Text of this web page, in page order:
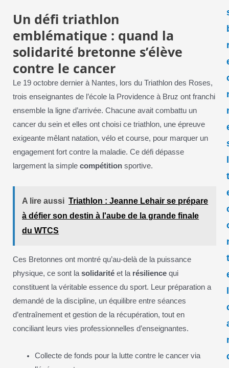
Un défi triathlon
emblématique : quand la
solidarité bretonne s’élève
contre le cancer
Le 19 octobre dernier à Nantes, lors du Triathlon des Roses,
trois enseignantes de l’école la Providence à Bruz ont franchi
ensemble la ligne d’arrivée. Chacune avait combattu un
cancer du sein et elles ont choisi ce triathlon, une épreuve
exigeante mêlant natation, vélo et course, pour marquer un
engagement fort contre la maladie. Ce défi dépasse
largement la simple compétitionsportive.
A lire aussi Triathlon : Jeanne Lehair se prépare
à défier son destin à l'aube de la grande finale
du WTCS
Ces Bretonnes ont montré qu’au-delà de la puissance
physique, ce sont lasolidaritéet la résiliencequi
constituent la véritable essence du sport. Leur préparation a
demandé de la discipline, un équilibre entre séances
d’entraînement et gestion de la récupération, tout en
conciliant leurs vies professionnelles d’enseignantes.
Collecte de fonds pour la lutte contre le cancer via